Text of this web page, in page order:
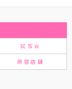
試写会
原宿店舗